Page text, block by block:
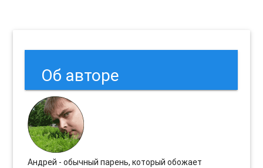
Об авторе
Андрей - обычный парень, который обожает